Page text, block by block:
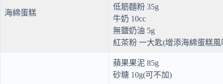
海綿蛋糕
低筋麵粉 35g
牛奶 10cc
無鹽奶油 5g
紅茶粉 一大匙(增添海綿蛋糕風
蘋果果泥 85g
砂糖 10g(可不加)